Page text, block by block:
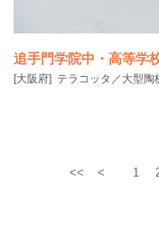
追手門学院中・高等学
[大阪府] テラコッタ／大型陶
<< < 1